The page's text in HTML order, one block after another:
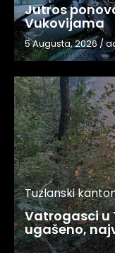
Jutros
Vukovijama
5 Augusta, 2026/
Tuzlanski
Vatrogasci u
ugašeno,